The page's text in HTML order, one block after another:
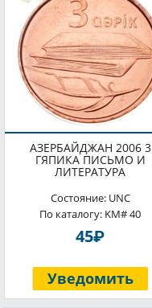
АЗЕРБАЙДЖАН 2006 3
ГЯПИКА ПИСЬМО И
ЛИТЕРАТУРА
Состояние: UNC
По каталогу: KM# 40
45P
Уведомить